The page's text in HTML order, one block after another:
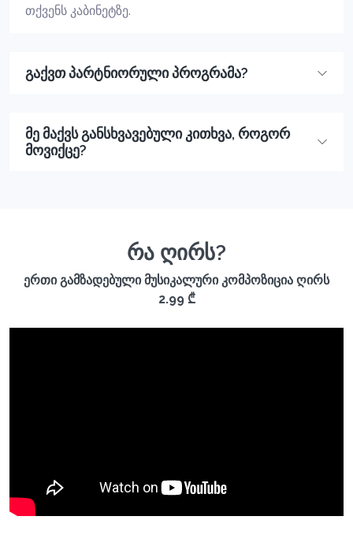
თქვენს კაბინეტზე.
გაქვთ პარტნიორული პროგრამა?
მე მაქვს განსხვავებული კითხვა, როგორ
მოვიქცე?
რა ღირს?
ერთი გამზადებული მუსიკალური კომპოზიცია ღირს
2.99 ₾